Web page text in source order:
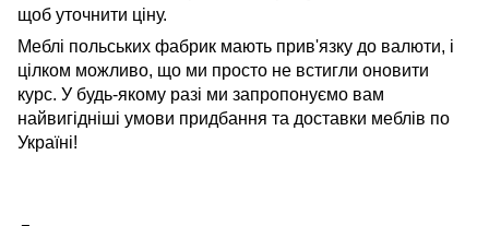
щоб уточнити ціну.
Меблі польських фабрик мають прив'язку до валюти, і
цілком можливо, що ми просто не встигли оновити
курс. У будь-якому разі ми запропонуємо вам
найвигідніші умови придбання та доставки меблів по
Україні!